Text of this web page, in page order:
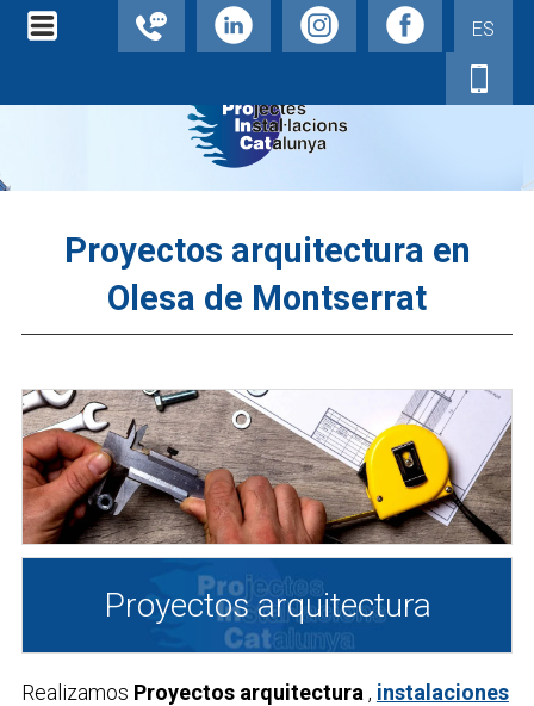
ES
Proyectos arquitectura en
Olesa de Montserrat
Proyectos arquitectura
Realizamos Proyectos arquitectura , instalaciones